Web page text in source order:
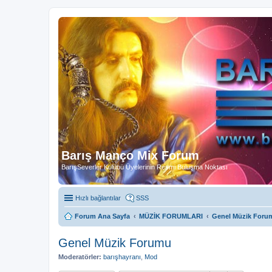
Barış Manço Mix Forum
BarışSeverler Kulübü Üyelerinin Resmi Buluşma Noktası
Hızlı bağlantılar SSS
Forum Ana Sayfa MÜZİK FORUMLARI Genel Müzik
Genel Müzik Forumu
Moderatörler: barışhayranı Mod